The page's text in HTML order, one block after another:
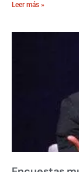
Leer más »